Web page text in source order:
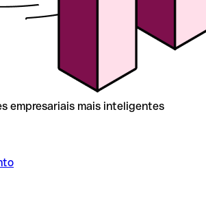
empresariais mais inteligentes